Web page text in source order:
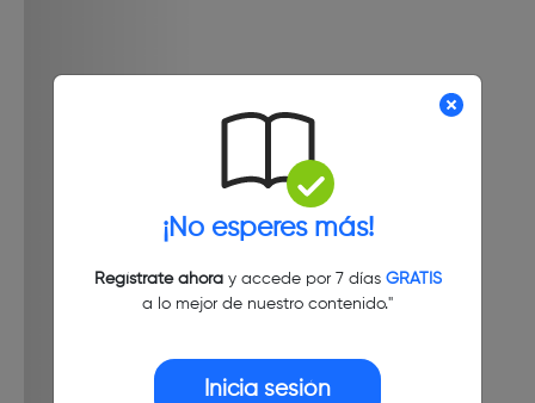
¡No esperes más!
Regístrate ahoray accede por 7 días GRATIS
a lo mejor de nuestro contenido."
Inicia sesión